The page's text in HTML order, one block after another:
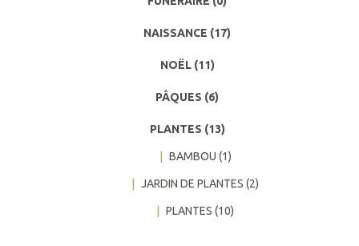
NAISSANCE (17)
NOËL (11)
PÂQUES (6)
PLANTES (13)
BAMBOU (1)
JARDIN DE PLANTES (2)
PLANTES (10)